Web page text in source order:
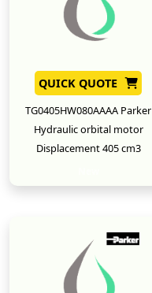
QUICK QUOTE
TG0405HW080AAAA Parker
Hydraulic orbital motor
Displacement 405 cm3